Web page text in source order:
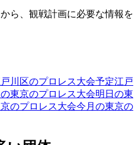
ら、観戦計画に必要な情報を
川区のプロレス大会予定江戸
東京のプロレス大会明日の東
のプロレス大会今月の東京の